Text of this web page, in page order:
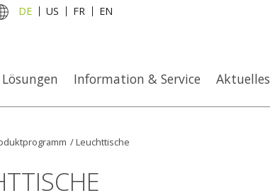
DE US FR EN
Information & Service Aktuelles
/Leuchttische